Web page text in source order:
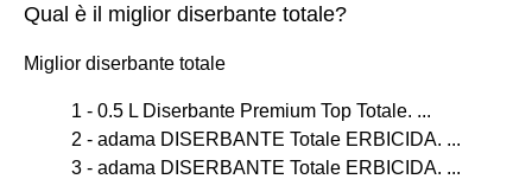
Qual è il miglior diserbante totale?
Miglior diserbante totale
1 - 0.5 L Diserbante Premium Top Totale. ...
2 - adama DISERBANTE Totale ERBICIDA. ...
3 - adama DISERBANTE Totale ERBICIDA. ...